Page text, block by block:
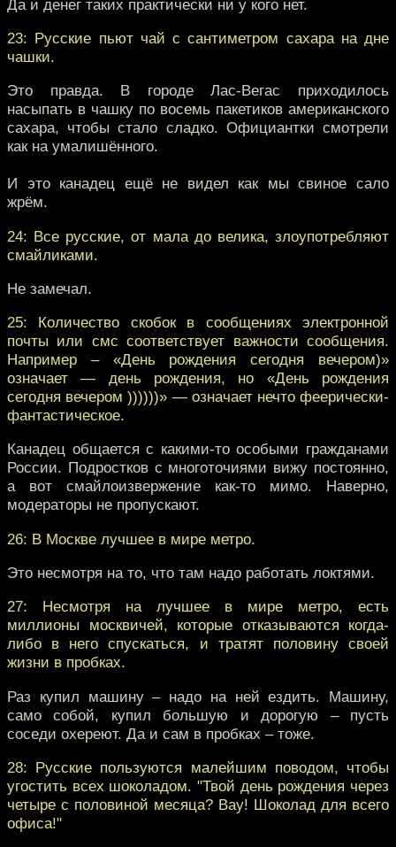
Да и денег таких практически ни у кого нет.
23: Русские пьют чай с сантиметром сахара на дне
чашки.
Это правда. В городе Лас-Вегас приходилось
насыпать в чашку по восемь пакетиков американского
сахара, чтобы стало сладко. Официантки смотрели
как на умалишённого.
И это канадец ещё не видел как мы свиное сало
жрём.
24: Все русские, от мала до велика, злоупотребляют
смайликами.
Не замечал.
25: Количество скобок в сообщениях электронной
почты или смс соответствует важности сообщения.
Например – «День рождения сегодня вечером)»
означает — день рождения, но «День рождения
сегодня вечером ))))))» — означает нечто феерически-
фантастическое.
Канадец общается с какими-то особыми гражданами
России. Подростков с многоточиями вижу постоянно,
а вот смайлоизвержение как-то мимо. Наверно,
модераторы не пропускают.
26: В Москве лучшее в мире метро.
Это несмотря на то, что там надо работать локтями.
27: Несмотря на лучшее в мире метро, есть
миллионы москвичей, которые отказываются когда-
либо в него спускаться, и тратят половину своей
жизни в пробках.
Раз купил машину – надо на ней ездить. Машину,
само собой, купил большую и дорогую – пусть
соседи охереют. Да и сам в пробках – тоже.
28: Русские пользуются малейшим поводом, чтобы
угостить всех шоколадом. "Твой день рождения через
четыре с половиной месяца? Вау! Шоколад для всего
офиса!"